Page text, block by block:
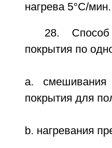
нагрева 5°C/мин.
28. Способ
покрытия по
a. смешивания
покрытия для
b. нагревания